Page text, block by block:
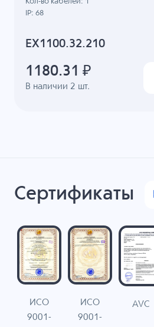
EX1100.32.210
В наличии 2 шт.
IP: 68
1180.31 ₽
Сертификаты
ИСО
9001-
ИСО
9001-
AVC